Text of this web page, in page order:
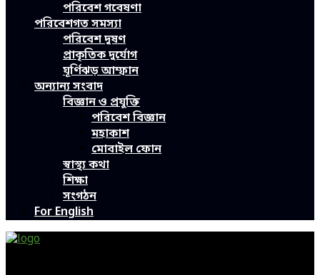
পরিবেশ গবেষণা
পরিবেশগত সমস্যা
পরিবেশ দূষণ
প্রাকৃতিক দুর্যোগ
ঘূর্ণিঝড় আম্ফান
অন্যান্য সংবাদ
বিজ্ঞান ও প্রযুক্তি
পরিবেশ বিজ্ঞান
মহাকাশ
মোবাইল ফোন
স্বাস্থ্য কথা
শিক্ষা
সংগঠন
For English